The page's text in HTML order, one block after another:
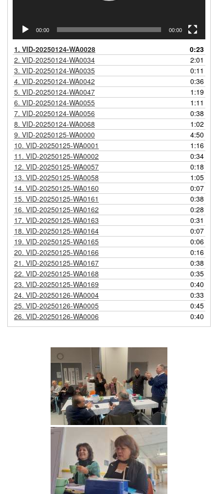
00:00 00:00
1. VID-20250124-WA0028
0:23
2. VID-20250124-WA0034
2:01
3. VID-20250124-WA0035
0:11
4. VID-20250124-WA0042
0:36
5. VID-20250124-WA0047
1:19
6. VID-20250124-WA0055
1:11
7. VID-20250124-WA0056
0:38
8. VID-20250124-WA0068
1:02
9. VID-20250125-WA0000
4:50
10. VID-20250125-WA0001
1:16
11. VID-20250125-WA0002
0:34
12. VID-20250125-WA0057
0:18
13. VID-20250125-WA0058
1:05
14. VID-20250125-WA0160
0:07
15. VID-20250125-WA0161
0:38
16. VID-20250125-WA0162
0:28
17. VID-20250125-WA0163
0:31
18. VID-20250125-WA0164
0:07
19. VID-20250125-WA0165
0:06
20. VID-20250125-WA0166
0:16
21. VID-20250125-WA0167
0:38
22. VID-20250125-WA0168
0:35
23. VID-20250125-WA0169
0:40
24. VID-20250126-WA0004
0:33
25. VID-20250126-WA0005
0:45
26. VID-20250126-WA0006 0:40